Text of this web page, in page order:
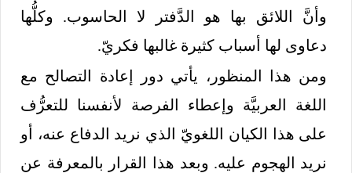
وأنَّ اللائق بها هو الدَّفتر لا الحاسوب. وكلُّها
دعاوى لها أسباب كثيرة غالبها فكريّ.
ومن هذا المنظور، يأتي دور إعادة التصالح مع
اللغة العربيَّة وإعطاء الفرصة لأنفسنا للتعرُّف
على هذا الكيان اللغويّ الذي نريد الدفاع عنه، أو
نريد الهجوم عليه. وبعد هذا القرار بالمعرفة عن